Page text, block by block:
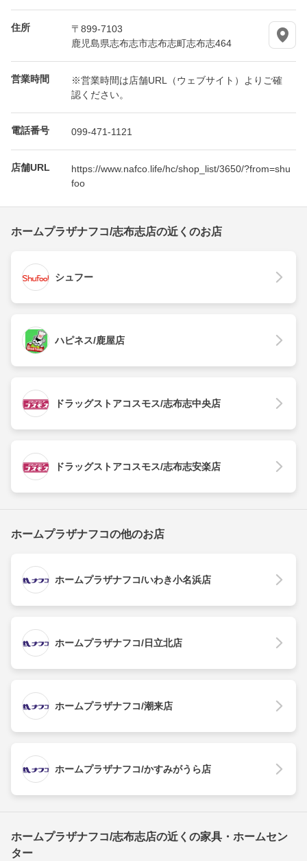
住所
〒899-7103
鹿児島県志布志市志布志町志布志464
営業時間
※営業時間は店舗URL（ウェブサイト）よりご確
認ください。
電話番号 099-471-1121
店舗URL
https://www.nafco.life/hc/shop_list/3650/?from=shu
foo
ホームプラザナフコ/志布志店の近くのお店
シュフー
ハピネス/鹿屋店
ドラッグストアコスモス/志布志中央店
ドラッグストアコスモス/志布志安楽店
ホームプラザナフコの他のお店
ホームプラザナフコ/いわき小名浜店
ホームプラザナフコ/日立北店
ホームプラザナフコ/潮来店
ホームプラザナフコ/かすみがうら店
ホームプラザナフコ/志布志店の近くの家具・ホームセン
ター